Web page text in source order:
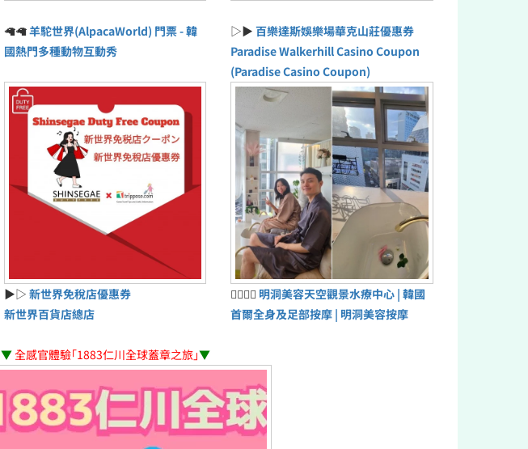
🦙🦙羊駝世界(AlpacaWorld) 門票 - 韓
國熱門多種動物互動秀
▷▶百樂達斯娛樂場華克山莊優惠券
Paradise Walkerhill Casino Coupon
(Paradise Casino Coupon)
▶▷ 新世界免稅店優惠券
新世界百貨店總店
💆‍♀️💆‍♂️ 明洞美容天空觀景水療中心 | 韓國
首爾全身及足部按摩 | 明洞美容按摩
▼全感官體驗「1883仁川全球蓋章之旅」▼